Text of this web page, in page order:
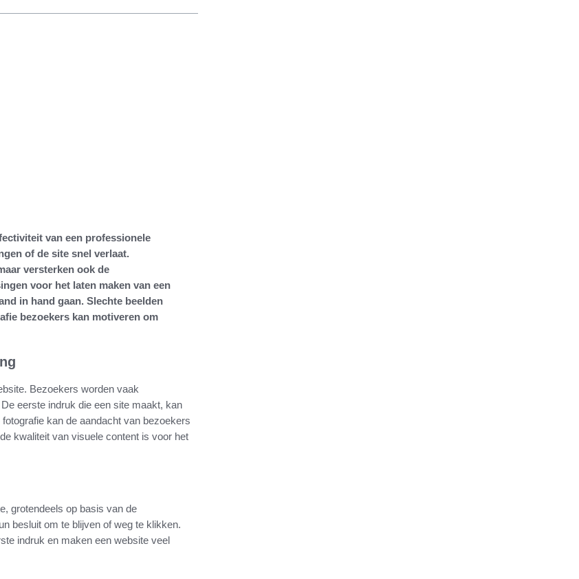
van een professionele
of de site snel verlaat.
versterken ook de
voor het laten maken van een
in hand gaan. Slechte beelden
bezoekers kan motiveren om
Bezoekers worden vaak
eerste indruk die een site maakt, kan
kan de aandacht van bezoekers
kwaliteit van visuele content is voor het
grotendeels op basis van de
besluit om te blijven of weg te klikken.
indruk en maken een website veel